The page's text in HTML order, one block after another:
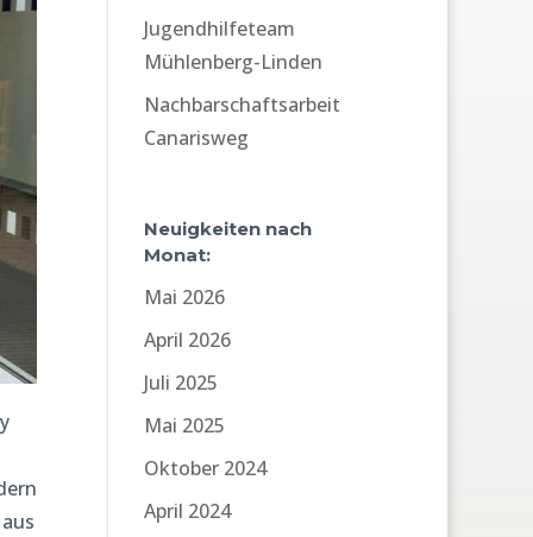
Jugendhilfeteam
Mühlenberg-Linden
Nachbarschaftsarbeit
Canarisweg
Neuigkeiten nach
Monat:
Mai 2026
April 2026
Juli 2025
Mai 2025
Oktober 2024
April 2024